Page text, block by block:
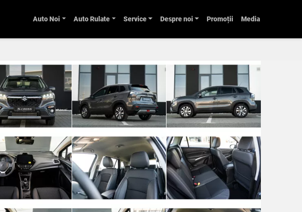
Auto Noi Auto Rulate Service Despre noi Promoții Media